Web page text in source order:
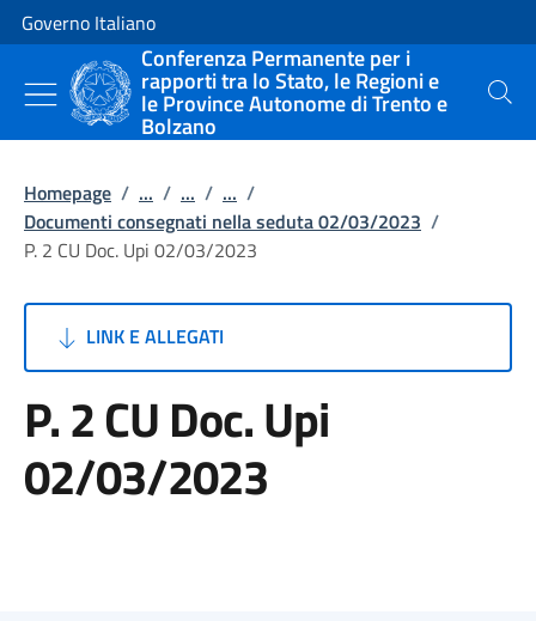
Vai al contenuto
Vai alla navigazione del sito
Governo Italiano
Conferenza Permanente per i
rapporti tra lo Stato, le Regioni e
le Province Autonome di Trento e
Bolzano
Cerca
Homepage / ... / ... / ... /
Documenti consegnati nella seduta 02/03/2023 /
P. 2 CU Doc. Upi 02/03/2023
LINK E ALLEGATI
P. 2 CU Doc. Upi
02/03/2023